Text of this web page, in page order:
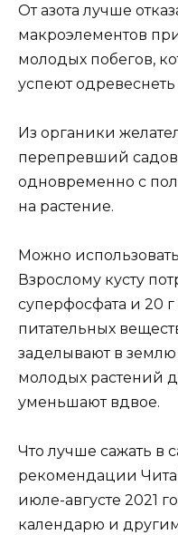
От азота лучше
макроэлементов
молодых побегов,
успеют
Из органики
перепревший
одновременно с
на растение.
Можно
Взрослому кусту
суперфосфата и 20 г
питательных
заделывают в
молодых растений
уменьшают вдвое.
Что лучше сажать в
рекомендации
июле-августе 2021
календарю и